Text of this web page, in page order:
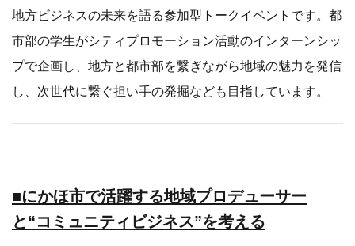
地方ビジネスの未来を語る参加型トークイベントです。都
市部の学生がシティプロモーション活動のインターンシッ
プで企画し、地方と都市部を繋ぎながら地域の魅力を発信
し、次世代に繋ぐ担い手の発掘なども目指しています。
■にかほ市で活躍する地域プロデューサー
と“コミュニティビジネス”を考える